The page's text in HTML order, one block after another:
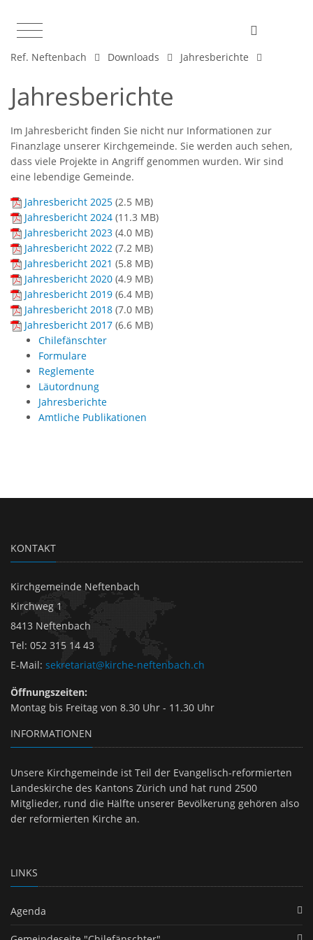
Ref. Neftenbach Downloads Jahresberichte
Jahresberichte
Im Jahresbericht finden Sie nicht nur Informationen zur
Finanzlage unserer Kirchgemeinde. Sie werden auch sehen,
dass viele Projekte in Angriff genommen wurden. Wir sind
eine lebendige Gemeinde.
Jahresbericht 2025 (2.5 MB)
Jahresbericht 2024 (11.3 MB)
Jahresbericht 2023 (4.0 MB)
Jahresbericht 2022 (7.2 MB)
Jahresbericht 2021 (5.8 MB)
Jahresbericht 2020 (4.9 MB)
Jahresbericht 2019 (6.4 MB)
Jahresbericht 2018 (7.0 MB)
Jahresbericht 2017 (6.6 MB)
Chilefänschter
Formulare
Reglemente
Läutordnung
Jahresberichte
Amtliche Publikationen
KONTAKT
Kirchgemeinde Neftenbach
Kirchweg 1
8413 Neftenbach
Tel: 052 315 14 43
E-Mail: sekretariat@kirche-neftenbach.ch
Öffnungszeiten:
Montag bis Freitag von 8.30 Uhr - 11.30 Uhr
INFORMATIONEN
Unsere Kirchgemeinde ist Teil der Evangelisch-reformierten
Landeskirche des Kantons Zürich und hat rund 2500
Mitglieder, rund die Hälfte unserer Bevölkerung gehören also
der reformierten Kirche an.
LINKS
Agenda